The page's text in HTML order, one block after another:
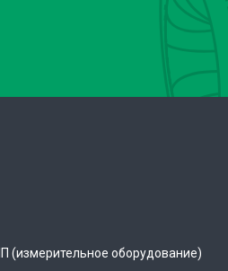
(измерительное оборудование)